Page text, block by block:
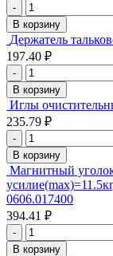
-
В корзину
Держатель
197.40 ₽
-
В корзину
Иглы
235.79 ₽
-
В корзину
Магнитный
0606.017400
394.41 ₽
-
В корзину